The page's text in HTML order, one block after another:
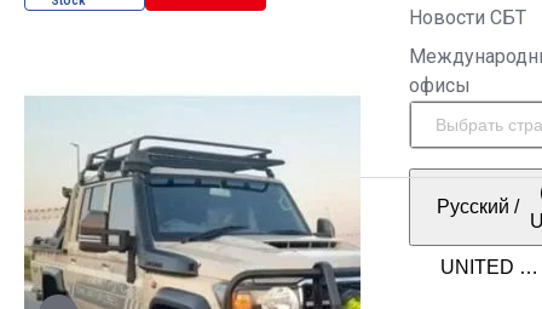
Новости СБТ
офисы
Русский /